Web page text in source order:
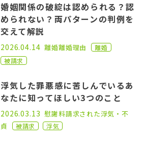
婚姻関係の破綻は認められる？認
められない？両パターンの判例を
交えて解説
2021.06.02
2026.04.14 離婚離婚理由
離婚
被請求
浮気した罪悪感に苦しんでいるあ
なたに知ってほしい3つのこと
2023.03.01
2026.03.13 慰謝料請求された浮気・不
貞
被請求 浮気